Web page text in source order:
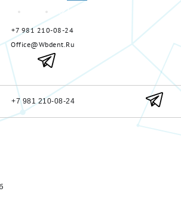
+7 981 210-08-24
Office@wbdent.ru
+7 981 210-08-24